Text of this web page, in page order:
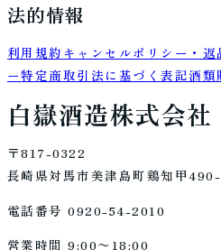
法的情報
利用規約 キャンセルポリシー・返
ー特定商取引法に基づく表記酒類
白嶽酒造株式会社
〒817-0322
長崎県対馬市美津島町鶏知甲
電話番号 0920-54-2010
営業時間 9:00〜18:00